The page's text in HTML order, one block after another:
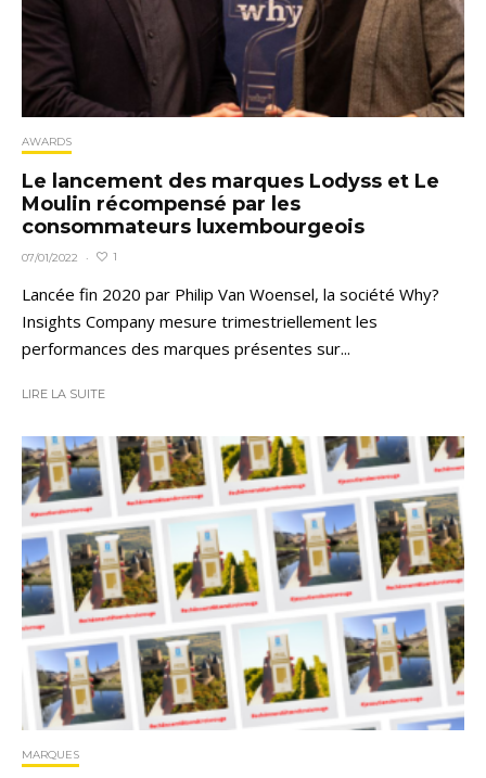
AWARDS
Le lancement des marques Lodyss et Le
Moulin récompensé par les
consommateurs luxembourgeois
07/01/2022 · 1
Lancée fin 2020 par Philip Van Woensel, la société Why?
Insights Company mesure trimestriellement les
performances des marques présentes sur...
LIRE LA SUITE
MARQUES